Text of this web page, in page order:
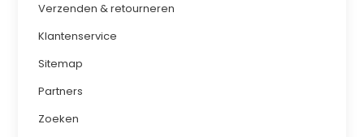
Verzenden & retourneren
Klantenservice
Sitemap
Partners
Zoeken